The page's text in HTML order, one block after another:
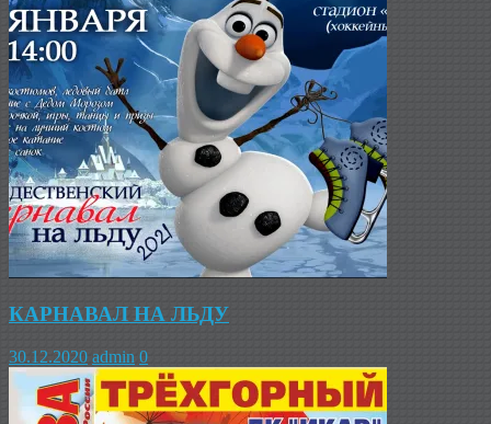
КАРНАВАЛ НА ЛЬДУ
30.12.2020 admin 0